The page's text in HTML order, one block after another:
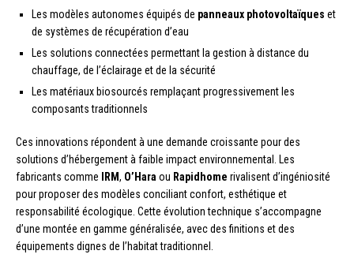
Les modèles autonomes équipés de panneaux photovoltaïques et
de systèmes de récupération d’eau
Les solutions connectées permettant la gestion à distance du
chauffage, de l’éclairage et de la sécurité
Les matériaux biosourcés remplaçant progressivement les
composants traditionnels
Ces innovations répondent à une demande croissante pour des
solutions d’hébergement à faible impact environnemental. Les
fabricants comme
IRM, O’Hara ou Rapidhome rivalisent d’ingéniosité
pour proposer des modèles conciliant confort, esthétique et
responsabilité écologique. Cette évolution technique s’accompagne
d’une montée en gamme généralisée, avec des finitions et des
équipements dignes de l’habitat traditionnel.